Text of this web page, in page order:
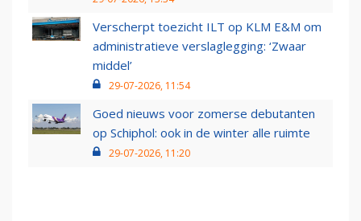
Verscherpt toezicht ILT op KLM E&M om
administratieve verslaglegging: ‘Zwaar
middel’
29-07-2026, 11:54
Goed nieuws voor zomerse debutanten
op Schiphol: ook in de winter alle ruimte
29-07-2026, 11:20